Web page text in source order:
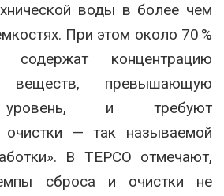
воды в более чем
. При этом около 70 %
концентрацию
веществ, превышающую
уровень, и требуют
очистки — так называемой
. В TEPCO отмечают,
сброса и очистки не